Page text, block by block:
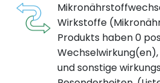
Wirkstoffe
Produkts haben 0
und sonstige